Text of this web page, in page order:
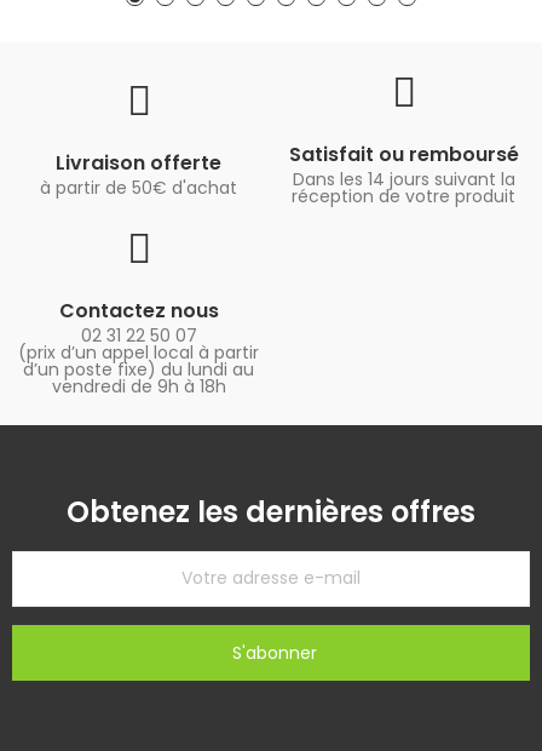
Livraison offerte
à partir de 50€ d'achat
Satisfait ou remboursé
Dans les 14 jours suivant la
réception de votre produit
Contactez nous
02 31 22 50 07
(prix d’un appel local à partir
d’un poste fixe) du lundi au
vendredi de 9h à 18h
Obtenez les dernières offres
S'abonner